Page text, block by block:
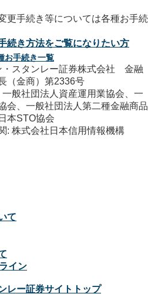
続き方法をご覧になりたい方
お手続き一覧
・スタンレー証券株式会社 金融
（金商）第2336号
般社団法人資産運用業協会、一
会、一般社団法人第二種金融商品
本STO協会
: 株式会社日本信用情報機構
て
イン
レー証券サイトトップ